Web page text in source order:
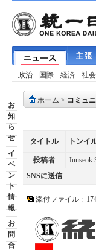
政治 国際 経済 社会
お
知
ら
せ
イ
ベ
ン
ト
情
報
お
問
合
ホーム > コミュ
タイトル トンイ
投稿者
Junseok
SNSに送信
添付ファイル :